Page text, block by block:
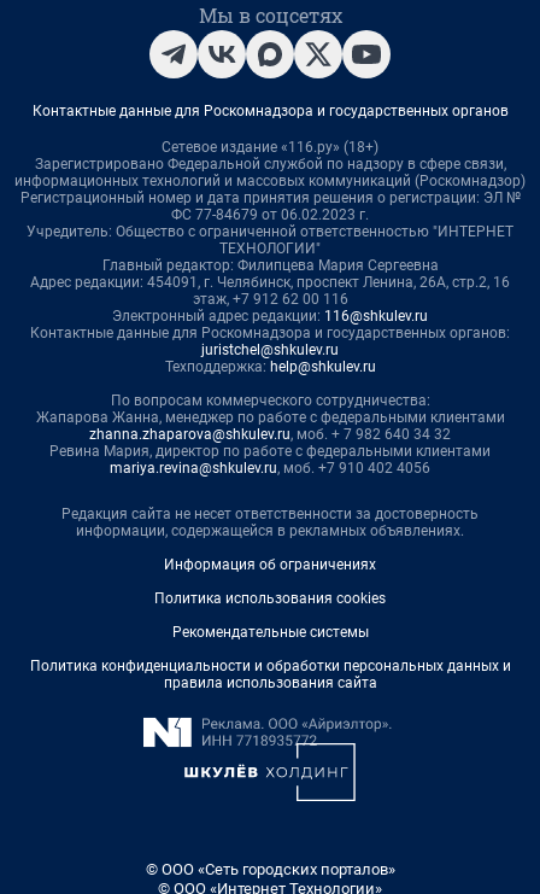
Мы в соцсетях
Контактные данные для Роскомнадзора и государственных органов
Сетевое издание «116.ру» (18+)
Зарегистрировано Федеральной службой по надзору в сфере связи,
информационных технологий и массовых коммуникаций (Роскомнадзор)
Регистрационный номер и дата принятия решения о регистрации: ЭЛ №
ФС 77-84679 от 06.02.2023 г.
Учредитель: Общество с ограниченной ответственностью "ИНТЕРНЕТ
ТЕХНОЛОГИИ"
Главный редактор: Филипцева Мария Сергеевна
Адрес редакции: 454091, г. Челябинск, проспект Ленина, 26А, стр.2, 16
этаж, +7 912 62 00 116
Электронный адрес редакции: 116@shkulev.ru
Контактные данные для Роскомнадзора и государственных органов:
juristchel@shkulev.ru
Техподдержка: help@shkulev.ru
По вопросам коммерческого сотрудничества:
Жапарова Жанна, менеджер по работе с федеральными клиентами
zhanna.zhaparova@shkulev.ru, моб. + 7 982 640 34 32
Ревина Мария, директор по работе с федеральными клиентами
mariya.revina@shkulev.ru, моб. +7 910 402 4056
Редакция сайта не несет ответственности за достоверность
информации, содержащейся в рекламных объявлениях.
Информация об ограничениях
Политика использования cookies
Рекомендательные системы
Политика конфиденциальности и обработки персональных данных и
правила использования сайта
© ООО «Сеть городских порталов»
© ООО «Интернет Технологии»